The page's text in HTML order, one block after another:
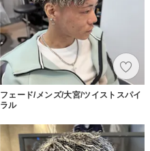
フェード/メンズ/大宮/ツイストスパイ
ラル